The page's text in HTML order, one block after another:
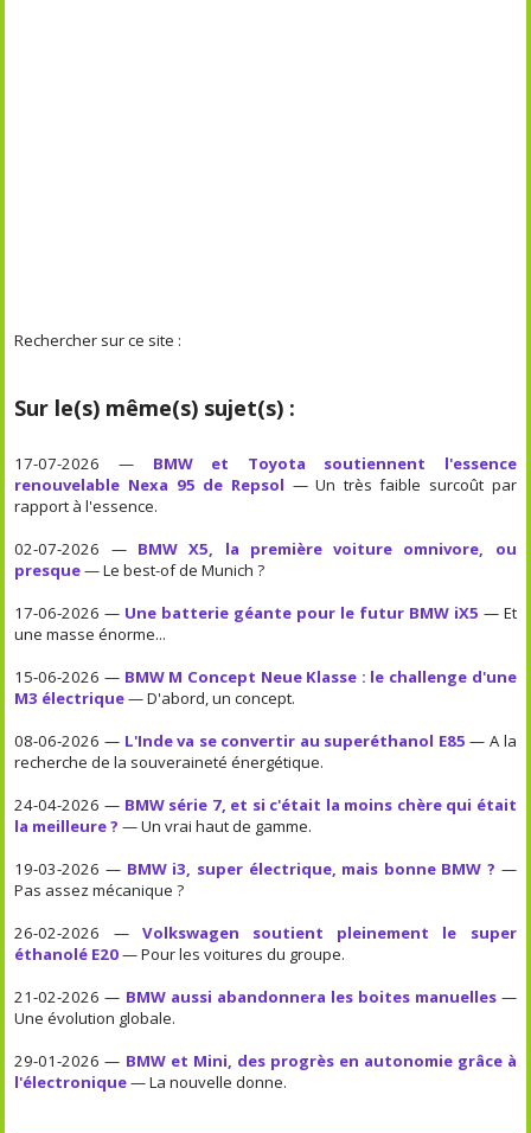
Rechercher sur ce site :
Sur le(s) même(s) sujet(s) :
17-07-2026 — BMW et Toyota soutiennent l'essence
renouvelable Nexa 95 de Repsol — Un très faible surcoût par
rapport à l'essence.
02-07-2026 — BMW X5, la première voiture omnivore, ou
presque— Le best-of de Munich ?
17-06-2026 — Une batterie géante pour le futur BMW iX5 — Et
une masse énorme...
15-06-2026 — BMW M Concept Neue Klasse : le challenge d'une
M3 électrique— D'abord, un concept.
08-06-2026 — L'Inde va se convertir au superéthanol E85 — A la
recherche de la souveraineté énergétique.
24-04-2026 — BMW série 7, et si c'était la moins chère qui était
la meilleure ? — Un vrai haut de gamme.
19-03-2026 — BMW i3, super électrique, mais bonne BMW ? —
Pas assez mécanique ?
26-02-2026 — Volkswagen soutient pleinement le super
éthanolé E20— Pour les voitures du groupe.
21-02-2026 — BMW aussi abandonnera les boites manuelles—
Une évolution globale.
29-01-2026 — BMW et Mini, des progrès en autonomie grâce à
l'électronique— La nouvelle donne.